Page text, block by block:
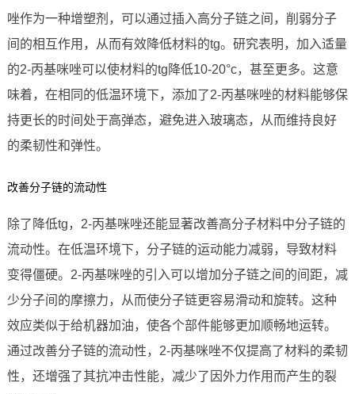
唑作为一种增塑剂，可以通过插入高分子链之间，削弱分子
间的相互作用，从而有效降低材料的tg。研究表明，加入适量
的2-丙基咪唑可以使材料的tg降低10-20°c，甚至更多。这意
味着，在相同的低温环境下，添加了2-丙基咪唑的材料能够保
持更长的时间处于高弹态，避免进入玻璃态，从而维持良好
的柔韧性和弹性。
改善分子链的流动性
除了降低tg，2-丙基咪唑还能显著改善高分子材料中分子链的
流动性。在低温环境下，分子链的运动能力减弱，导致材料
变得僵硬。2-丙基咪唑的引入可以增加分子链之间的间距，减
少分子间的摩擦力，从而使分子链更容易滑动和旋转。这种
效应类似于给机器加油，使各个部件能够更加顺畅地运转。
通过改善分子链的流动性，2-丙基咪唑不仅提高了材料的柔韧
性，还增强了其抗冲击性能，减少了因外力作用而产生的裂